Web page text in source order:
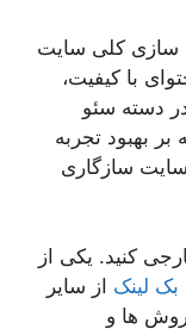
سازی کلی سایت
با کیفیت،
دسته سئو
بهبود تجربه
سایت سازگاری
کنید. یکی از
بک لینک از سایر
ها و